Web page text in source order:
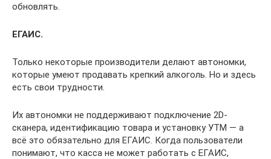
обновлять.
ЕГАИС.
Только некоторые производители делают автономки,
которые умеют продавать крепкий алкоголь. Но и здесь
есть свои трудности.
Их автономки не поддерживают подключение 2D-
сканера, идентификацию товара и установку УТМ — а
всё это обязательно для ЕГАИС. Когда пользователи
понимают, что касса не может работать с ЕГАИС,